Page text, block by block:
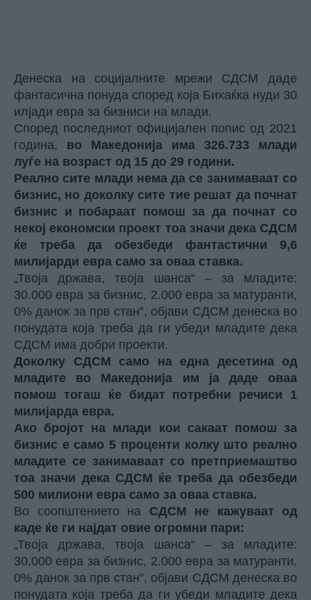
Денеска на социјалните мрежи СДСМ даде
фантасична понуда според која Бихаќка нуди 30
илјади евра за бизниси на млади.
Според последниот официјален попис од 2021
година, во Македонија има 326.733 млади
луѓе на возраст од 15 до 29 години.
Реално сите млади нема да се занимаваат со
бизнис, но доколку сите тие решат да почнат
бизнис и побараат помош за да почнат со
некој економски проект тоа значи дека СДСМ
ќе треба да обезбеди фантастични 9,6
милијарди евра само за оваа ставка.
„Твоја држава, твоја шанса“ – за младите:
30.000 евра за бизнис, 2.000 евра за матуранти,
0% данок за прв стан”, објави СДСМ денеска во
понудата која треба да ги убеди младите дека
СДСМ има добри проекти.
Доколку СДСМ само на една десетина од
младите во Македонија им ја даде оваа
помош тогаш ќе бидат потребни речиси 1
милијарда евра.
Ако бројот на млади кои сакаат помош за
бизнис е само 5 проценти колку што реално
младите се занимаваат со претприемаштво
тоа значи дека СДСМ ќе треба да обезбеди
500 милиони евра само за оваа ставка.
Во соопштението на СДСМ не кажуваат од
каде ќе ги најдат овие огромни пари:
„Твоја држава, твоја шанса“ – за младите:
30.000 евра за бизнис, 2.000 евра за матуранти,
0% данок за прв стан”, објави СДСМ денеска во
понудата која треба да ги убеди младите дека